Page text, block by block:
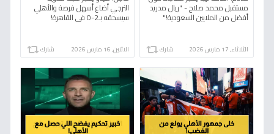
مستقبل محمد صلاح - "ريال مدريد
أفضل من الملايين السعودية!"
الثلاثاء, 17 مارس 2026 شارك
الترجي أضاع أسهل فرصة والأهلي
سيسحقه بـ2-0 في القاهرة!
الاثنين, 16 مارس 2026 شارك